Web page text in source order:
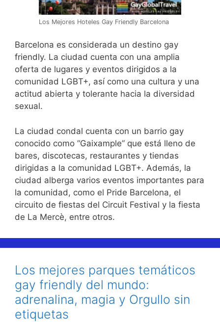
Los Mejores Hoteles Gay Friendly Barcelona
Barcelona es considerada un destino gay
friendly. La ciudad cuenta con una amplia
oferta de lugares y eventos dirigidos a la
comunidad LGBT+, así como una cultura y una
actitud abierta y tolerante hacia la diversidad
sexual.
La ciudad condal cuenta con un barrio gay
conocido como “Gaixample” que está lleno de
bares, discotecas, restaurantes y tiendas
dirigidas a la comunidad LGBT+. Además, la
ciudad alberga varios eventos importantes para
la comunidad, como el Pride Barcelona, el
circuito de fiestas del Circuit Festival y la fiesta
de La Mercè, entre otros.
Los mejores parques temáticos
gay friendly del mundo:
adrenalina, magia y Orgullo sin
etiquetas